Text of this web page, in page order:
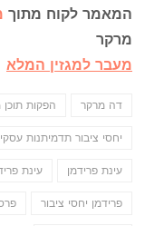
המאמר לקוח מתוך
מרקר
מעבר למגזין המלא
דה מרקר הפקות תוכן
יחסי ציבור תדמיתנות
עינת פרידמן עינת
פרידמן יחסי ציבור